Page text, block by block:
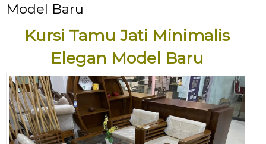
Model Baru
Kursi Tamu Jati Minimalis
Elegan Model Baru